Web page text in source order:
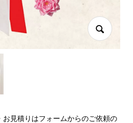
見積りはフォームからのご依頼の